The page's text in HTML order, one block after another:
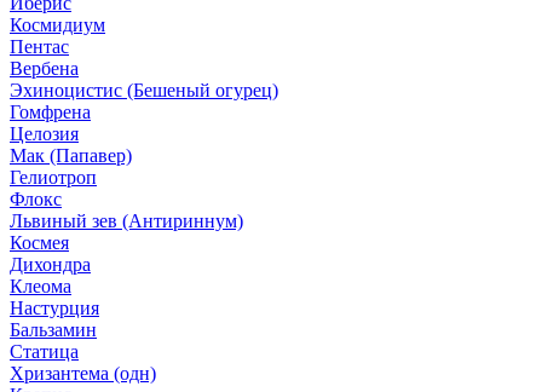
Космидиум
Пентас
Вербена
Эхиноцистис (Бешеный огурец)
Гомфрена
Целозия
Мак (Папавер)
Гелиотроп
Флокс
Львиный зев (Антириннум)
Космея
Дихондра
Клеома
Настурция
Бальзамин
Статица
Хризантема (одн)